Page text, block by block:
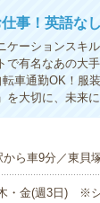
事！英語な
ケーションスキ
で有名なあの大
車通勤OK！服
大切に、未来
から車9分／東貝
・金(週3日) ※